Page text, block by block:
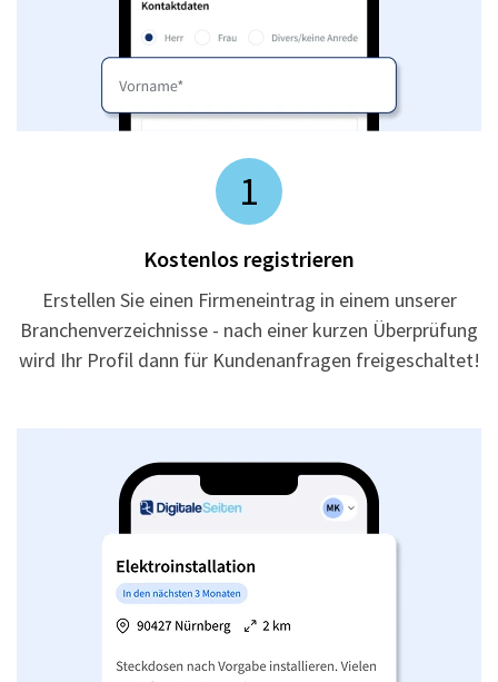
1
Kostenlos registrieren
Erstellen Sie einen Firmeneintrag in einem unserer
Branchenverzeichnisse - nach einer kurzen Überprüfung
wird Ihr Profil dann für Kundenanfragen freigeschaltet!